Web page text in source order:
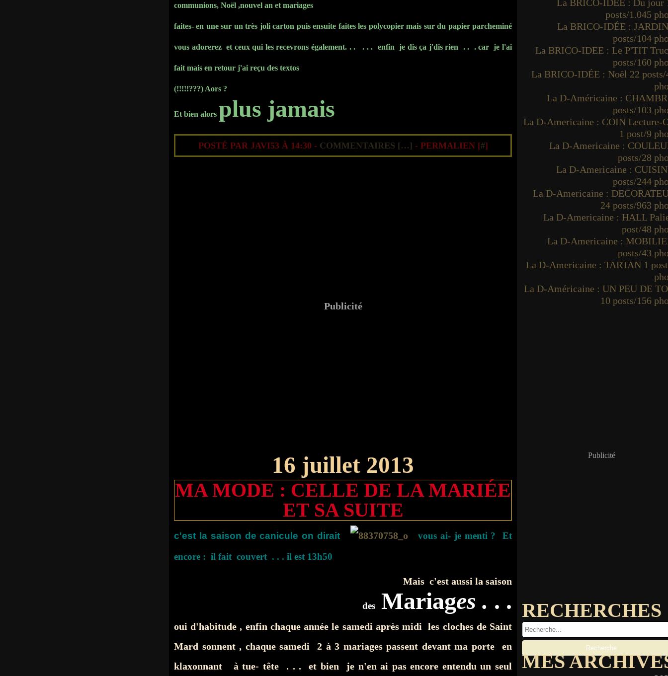
communions, Noël ,nouvel an et mariages
faites- en une sur un très joli carton puis ensuite faites les polycopier mais sur du papier parcheminé
vous adorerez et ceux qui les recevrons également. . . . . . enfin je dis ça j'dis rien . . . car je l'ai
fait mais en retour j'ai reçu des textos
(!!!!!???) Aors ?
Et bien alors plus jamais
POSTÉ PAR JAVI53 À 14:30 - COMMENTAIRES […] - PERMALIEN [#]
Publicité
16 juillet 2013
MA MODE : CELLE DE LA MARIÉE
ET SA SUITE
c'est la saison de canicule on dirait
vous ai- je menti ? Et
encore : il fait couvert . . . il est 13h50
Mais c'est aussi la saison
des Mariages . . .
oui d'habitude , enfin chaque année le samedi après midi les cloches de Saint
Mard sonnent , chaque samedi 2 à 3 mariages passent devant ma porte en
klaxonnant à tue- tête . . . et bien je n'en ai pas encore entendu un seul
La BRICO-IDÉE : Du jour
posts/1.045
La BRICO-IDÉE :
posts/104
La BRICO-IDEE : Le P'TIT
posts/160
La BRICO-IDÉE : Noël 22 posts/
La D-Américaine :
posts/103
La D-Americaine : COIN Lecture-
1 post/9
La D-Americaine :
posts/28
La D-Americaine :
posts/244
La D-Americaine :
24 posts/963
La D-Americaine : HALL
post/48
La D-Americaine :
posts/43
La D-Americaine : TARTAN 1
La D-Américaine : UN PEU DE
10 posts/156
Publicité
RECHERCHES
MES